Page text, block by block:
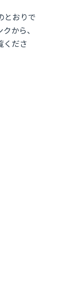
とおりで
から、
くださ